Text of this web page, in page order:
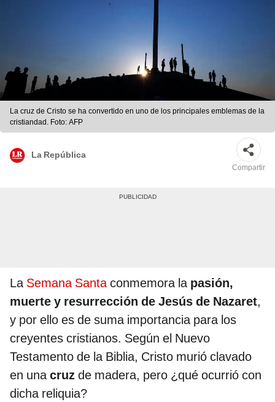
La cruz de Cristo se ha convertido en uno de los principales emblemas de la
cristiandad. Foto: AFP
La República
Compartir
La Semana Santaconmemora la pasión,
muerte y resurrección de Jesús de Nazaret,
y por ello es de suma importancia para los
creyentes cristianos. Según el Nuevo
Testamento de la Biblia, Cristo murió clavado
en unacruz de madera, pero ¿qué ocurrió con
dicha reliquia?